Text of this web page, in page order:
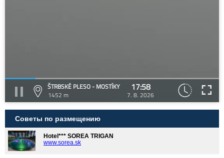
ŠTRBSKÉ PLESO - MOSTÍKY
1452 m
17:58
7. 8. 2026
Советы по размещению
Hotel*** SOREA TRIGAN
www.sorea.sk